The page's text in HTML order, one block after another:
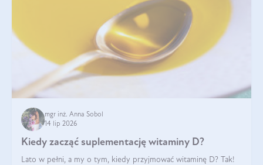
mgr inż. Anna Sobol
14 lip 2026
Kiedy zacząć suplementację witaminy D?
Lato w pełni, a my o tym, kiedy przyjmować witaminę D? Tak!